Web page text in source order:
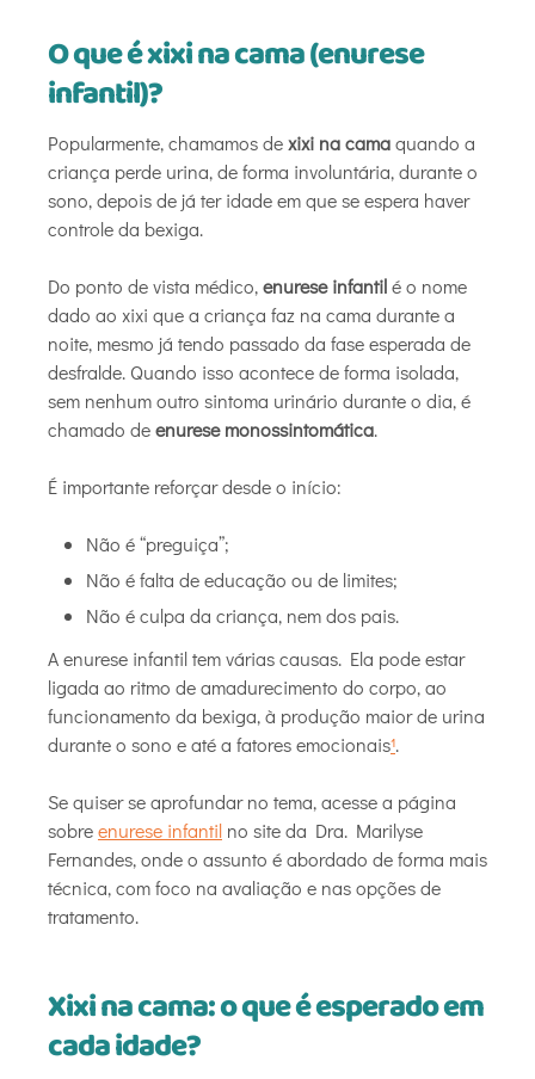
O que é xixi na cama (enurese
infantil)?
Popularmente, chamamos dexixi na camaquando a
criança perde urina, de forma involuntária, durante o
sono, depois de já ter idade em que se espera haver
controle da bexiga.
Do ponto de vista médico,enurese infantilé o nome
dado ao xixi que a criança faz na cama durante a
noite, mesmo já tendo passado da fase esperada de
desfralde. Quando isso acontece de forma isolada,
sem nenhum outro sintoma urinário durante o dia, é
chamado deenurese monossintomática.
É importante reforçar desde o início:
Não é “preguiça”;
Não é falta de educação ou de limites;
Não é culpa da criança, nem dos pais.
A enurese infantil tem várias causas. Ela pode estar
ligada ao ritmo de amadurecimento do corpo, ao
funcionamento da bexiga, à produção maior de urina
durante o sono e até a fatores emocionais¹.
Se quiser se aprofundar no tema, acesse a página
sobreenurese infantil no site da Dra. Marilyse
Fernandes, onde o assunto é abordado de forma mais
técnica, com foco na avaliação e nas opções de
tratamento.
Xixi na cama: o que é esperado em
cada idade?